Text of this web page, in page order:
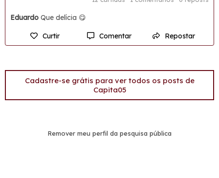
Eduardo Que delícia 😋
Curtir Comentar Repostar
Cadastre-se grátis para ver todos os posts de
Capita05
Remover meu perfil da pesquisa pública